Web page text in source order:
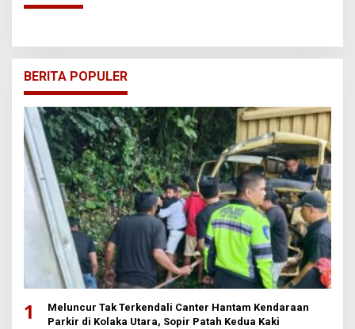
BERITA POPULER
1
Meluncur Tak Terkendali Canter Hantam Kendaraan
Parkir di Kolaka Utara, Sopir Patah Kedua Kaki